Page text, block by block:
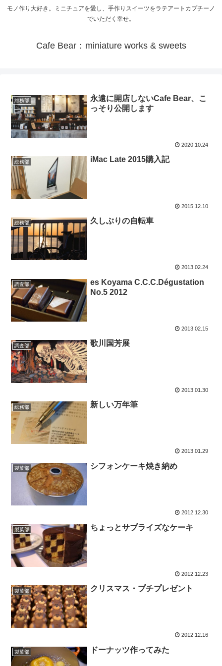
モノ作り大好き。ミニチュアを愛し、手作りスイーツをラテアートカプチーノ
でいただく幸せ。
Cafe Bear：miniature works & sweets
総務部
永遠に開店しないCafe Bear、こ
っそり公開します
2020.10.24
総務部 iMac Late 2015購入記
2015.12.10
総務部 久しぶりの自転車
2013.02.24
調査部
es Koyama C.C.C.Dégustation
No.5 2012
2013.02.15
調査部 歌川国芳展
2013.01.30
総務部 新しい万年筆
2013.01.29
製菓部 シフォンケーキ焼き納め
2012.12.30
製菓部 ちょっとサプライズなケーキ
2012.12.23
製菓部 クリスマス・プチプレゼント
2012.12.16
製菓部 ドーナッツ作ってみた